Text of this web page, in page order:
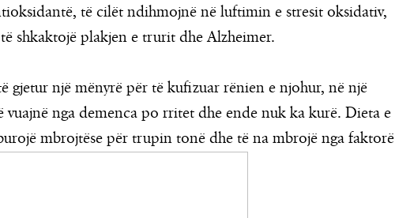
të cilët ndihmojnë në luftimin e stresit oksidativ,
shkaktojë plakjen e trurit dhe Alzheimer.
gjetur një mënyrë për të kufizuar rënien e njohur, në një
vuajnë nga demenca po rritet dhe ende nuk ka kurë. Dieta e
mbrojtëse për trupin tonë dhe të na mbrojë nga faktorë